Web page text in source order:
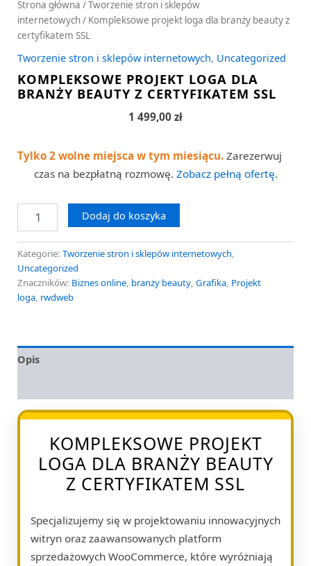
Strona główna /Tworzenie stron i sklepów
internetowych/ Kompleksowe projekt loga dla branży beauty z
certyfikatem SSL
Tworzenie stron i sklepów internetowych, Uncategorized
KOMPLEKSOWE PROJEKT LOGA DLA
BRANŻY BEAUTY Z CERTYFIKATEM SSL
1 499,00 zł
Tylko 2 wolne miejsca w tym miesiącu. Zarezerwuj
czas na bezpłatną rozmowę. Zobacz pełną ofertę.
Dodaj do koszyka
Kategorie: Tworzenie stron i sklepów internetowych,
Uncategorized
Znaczników: Biznes online, branży beauty, Grafika, Projekt
loga, rwdweb
Opis
KOMPLEKSOWE PROJEKT
LOGA DLA BRANŻY BEAUTY
Z CERTYFIKATEM SSL
Specjalizujemy się w projektowaniu innowacyjnych
witryn oraz zaawansowanych platform
sprzedażowych WooCommerce, które wyróżniają